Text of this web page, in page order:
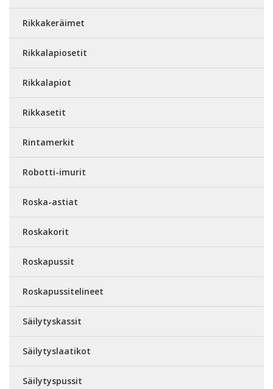
Rikkakeräimet
Rikkalapiosetit
Rikkalapiot
Rikkasetit
Rintamerkit
Robotti-imurit
Roska-astiat
Roskakorit
Roskapussit
Roskapussitelineet
Säilytyskassit
Säilytyslaatikot
Säilytyspussit